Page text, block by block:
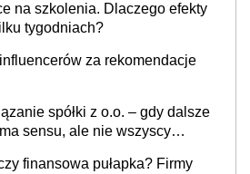
na szkolenia. Dlaczego efekty
tygodniach?
za rekomendacje
spółki z o.o. – gdy dalsze
sensu, ale nie wszyscy
finansowa pułapka? Firmy